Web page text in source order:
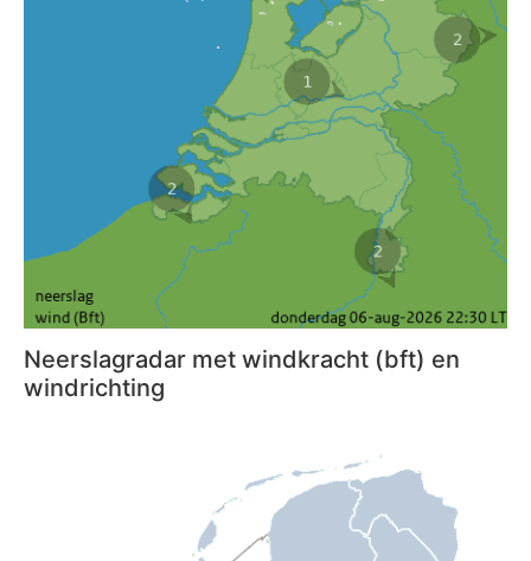
Neerslagradar met windkracht (bft) en
windrichting